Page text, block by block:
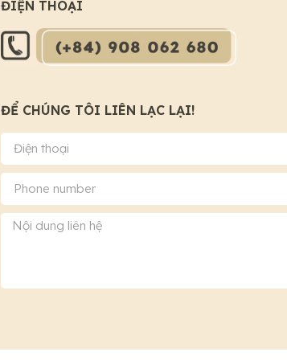
ĐIỆN THOẠI
ĐỂ CHÚNG TÔI LIÊN LẠC LẠI!